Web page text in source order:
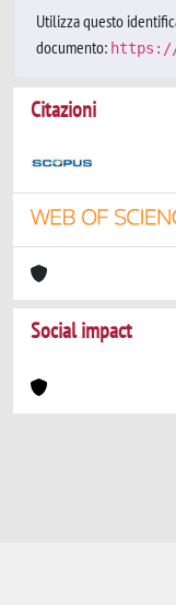
Utilizza questo
documento: https://
Citazioni
Social impact